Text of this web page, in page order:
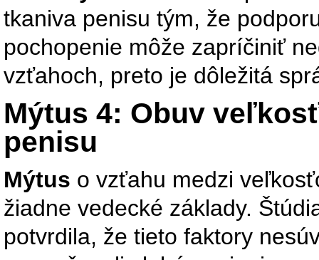
tkaniva penisu tým, že
pochopenie môže zapríčiniť
vzťahoch, preto je dôležitá
Mýtus 4: Obuv
penisu
Mýtus o vzťahu medzi
žiadne vedecké základy.
potvrdila, že tieto faktory